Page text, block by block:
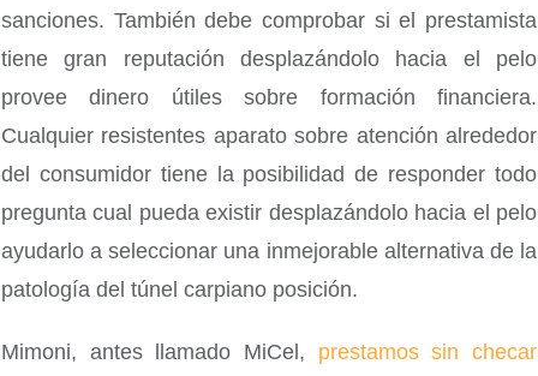
sanciones. También debe comprobar si el prestamista
tiene gran reputación desplazándolo hacia el pelo
provee dinero útiles sobre formación financiera.
Cualquier resistentes aparato sobre atención alrededor
del consumidor tiene la posibilidad de responder todo
pregunta cual pueda existir desplazándolo hacia el pelo
ayudarlo a seleccionar una inmejorable alternativa de la
patologí­a del túnel carpiano posición.
Mimoni, antes llamado MiCel, prestamos sin checar